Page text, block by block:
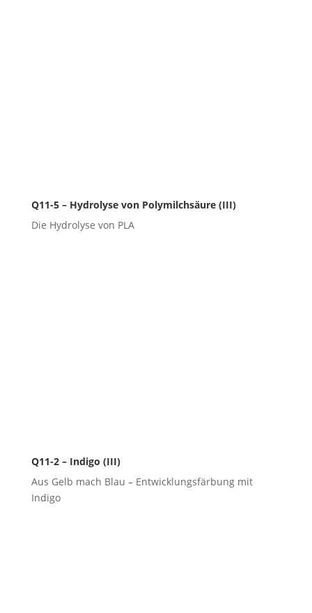
Q11-5 – Hydrolyse von Polymilchsäure (III)
Die Hydrolyse von PLA
Q11-2 – Indigo (III)
Aus Gelb mach Blau – Entwicklungsfärbung mit
Indigo